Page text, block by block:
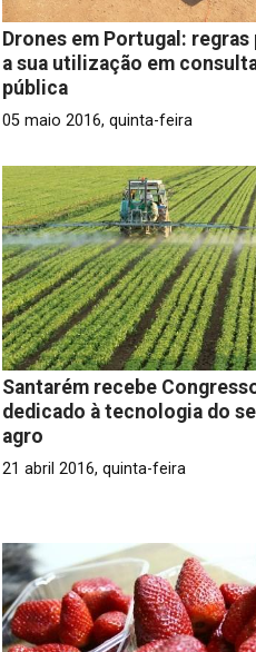
Drones em Portugal: regras
a sua utilização em
pública
05 maio 2016, quinta-feira
Santarém recebe
dedicado à tecnologia do
agro
21 abril 2016, quinta-feira